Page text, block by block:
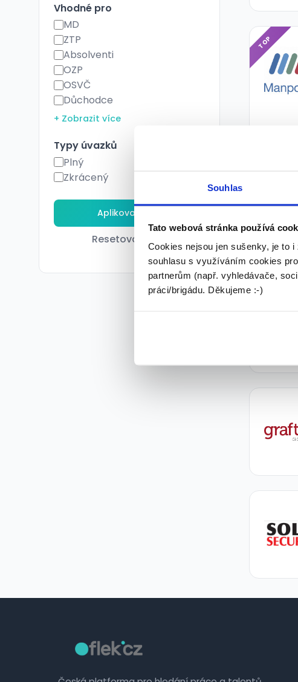
Souhlas
Tato webová stránka používá
Cookies nejsou jen sušenky, je to
souhlasu s využíváním cookies
partnerům (např. vyhledávače,
práci/brigádu. Děkujeme :-)
Vhodné pro
MD
ZTP
Absolventi
OZP
OSVČ
Důchodce
+ Zobrazit více
Typy úvazků
Plný
Zkrácený
Resetovat filtry
TOP